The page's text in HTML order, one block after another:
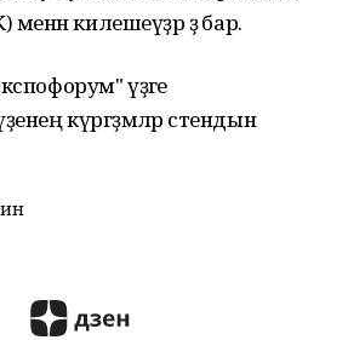
килешеүҙәр ҙә бар.
үҙәге
күргәҙмәләр стендын